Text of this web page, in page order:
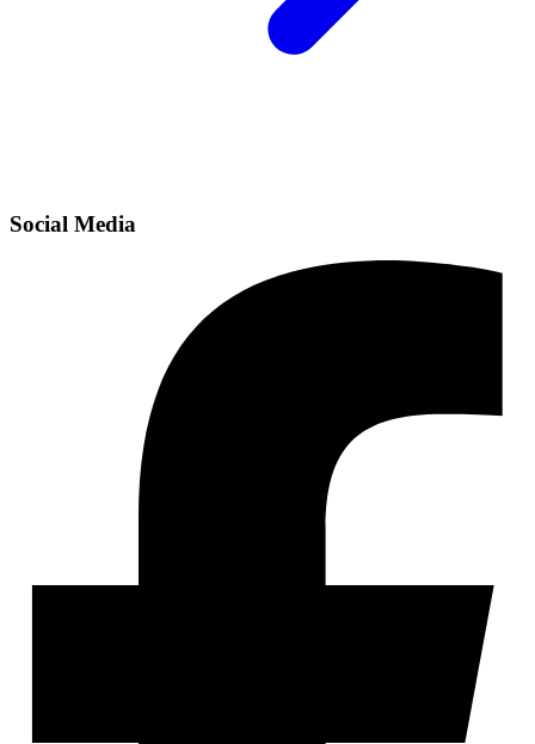
Social Media